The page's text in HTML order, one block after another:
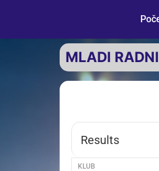
MLADI
Results
KLUB